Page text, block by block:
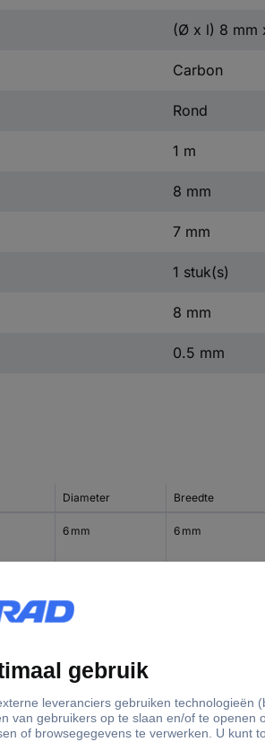
(Ø x l) 8 mm
Carbon
Rond
1 m
8 mm
7 mm
1 stuk(s)
8 mm
0.5 mm
Diameter Breedte
6 mm 6 mm
7 mm